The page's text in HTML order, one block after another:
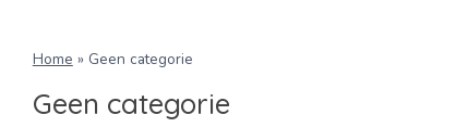
Home » Geen categorie
Geen categorie